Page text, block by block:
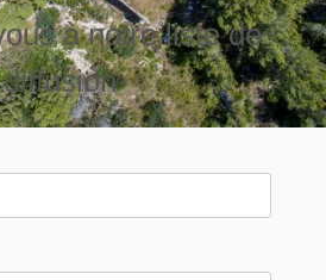
à notre liste de
diffusion